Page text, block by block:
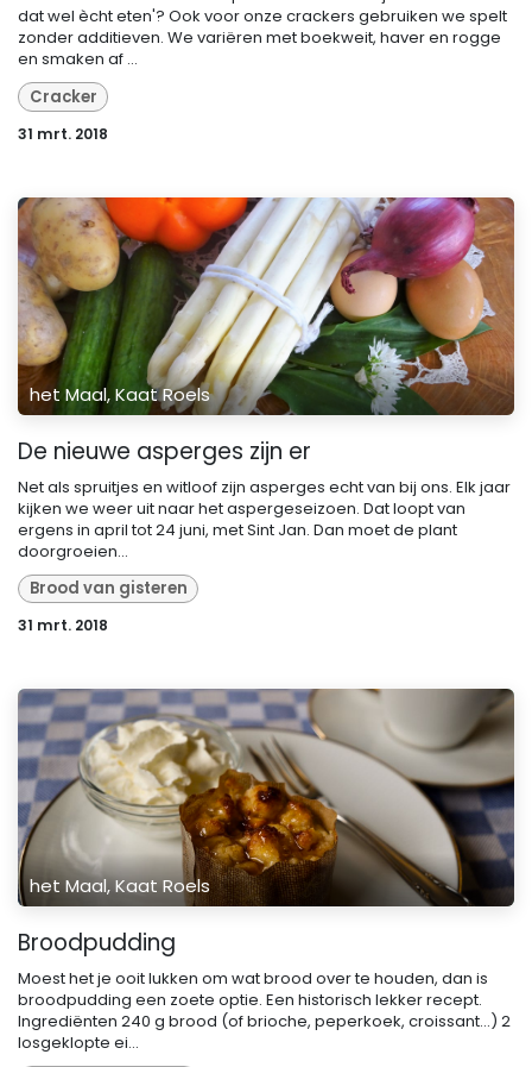
dat wel ècht eten'? Ook voor onze crackers gebruiken we spelt
zonder additieven. We variëren met boekweit, haver en rogge
en smaken af ...
Cracker
31 mrt. 2018
het Maal, Kaat Roels
De nieuwe asperges zijn er
Net als spruitjes en witloof zijn asperges echt van bij ons. Elk jaar
kijken we weer uit naar het aspergeseizoen. Dat loopt van
ergens in april tot 24 juni, met Sint Jan. Dan moet de plant
doorgroeien...
Brood van gisteren
31 mrt. 2018
het Maal, Kaat Roels
Broodpudding
Moest het je ooit lukken om wat brood over te houden, dan is
broodpudding een zoete optie. Een historisch lekker recept.
Ingrediënten 240 g brood (of brioche, peperkoek, croissant...) 2
losgeklopte ei...